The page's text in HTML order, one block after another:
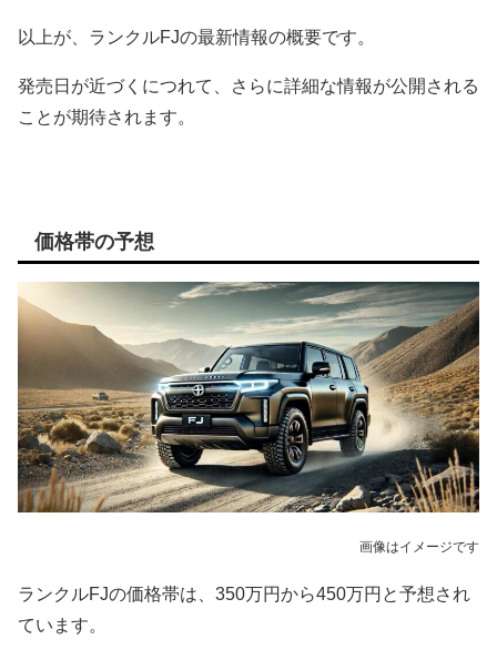
以上が、ランクルFJの最新情報の概要です。
発売日が近づくにつれて、さらに詳細な情報が公開される
ことが期待されます。
価格帯の予想
画像はイメージです
ランクルFJの価格帯は、350万円から450万円と予想され
ています。